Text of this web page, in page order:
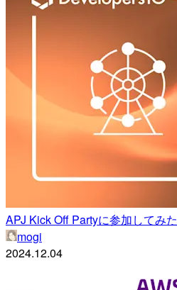
APJ Kick Off Partyに参加してみた
mogi
2024.12.04